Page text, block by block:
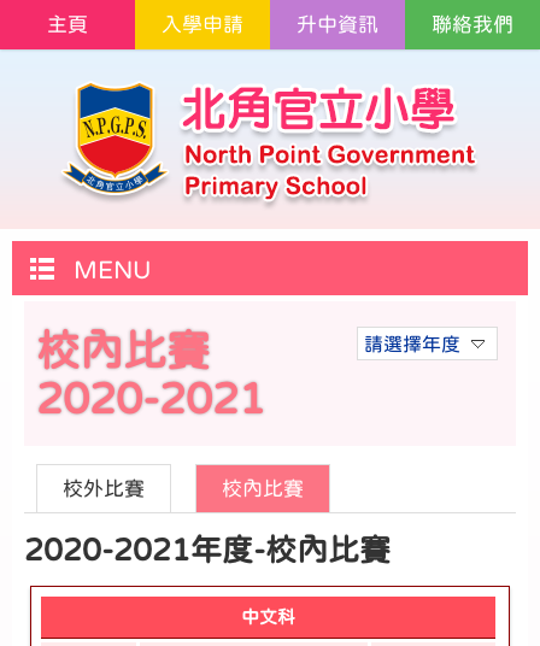
主頁 入學申請 升中資訊 聯絡我們
MENU
請選擇年度
校內比賽
2020-2021
校外比賽 校內比賽
2020-2021年度-校內比賽
中文科